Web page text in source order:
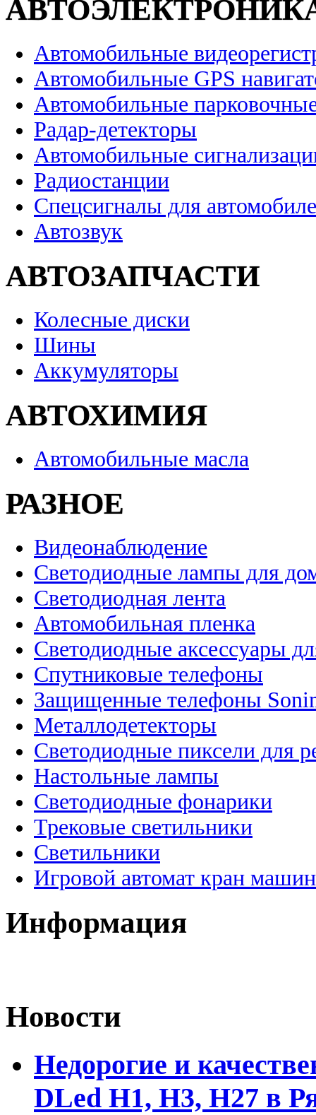
Автомобильные
Автомобильные GPS
Автомобильные
Радар-детекторы
Автомобильные
Радиостанции
Спецсигналы для
Автозвук
АВТОЗАПЧАСТИ
Колесные диски
Шины
Аккумуляторы
АВТОХИМИЯ
Автомобильные масла
РАЗНОЕ
Видеонаблюдение
Светодиодные лампы для
Светодиодная лента
Автомобильная пленка
Светодиодные аксессуары
Спутниковые телефоны
Защищенные телефоны
Металлодетекторы
Светодиодные пиксели для
Настольные лампы
Светодиодные фонарики
Трековые светильники
Светильники
Игровой автомат кран
Информация
Новости
Недорогие и
DLed Н1, Н3, Н27 в